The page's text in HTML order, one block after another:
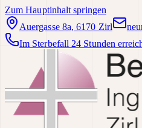
Zum Hauptinhalt springen
Auergasse 8a, 6170 Zirl
Im Sterbefall 24 Stunden